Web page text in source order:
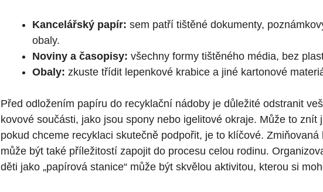
Kancelářský papír: sem patří tištěné dokumenty,
obaly.
Noviny a časopisy: všechny formy tištěného média, bez
Obaly: zkuste třídit lepenkové krabice a jiné kartonové
Před odložením papíru do recyklační nádoby je důležité odstranit
kovové součásti, jako jsou spony nebo igelitové okraje. Může to znít
pokud chceme recyklaci skutečně podpořit, je to klíčové. Zmiňovaná
může být také příležitostí zapojit do procesu celou rodinu.
děti jako „papírová stanice“ může být skvělou aktivitou, kterou si